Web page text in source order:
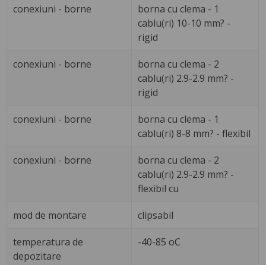
conexiuni - borne
borna cu clema - 1
cablu(ri) 10-10 mm? -
rigid
conexiuni - borne
borna cu clema - 2
cablu(ri) 2.9-2.9 mm? -
rigid
conexiuni - borne
borna cu clema - 1
cablu(ri) 8-8 mm? - flexibil
conexiuni - borne
borna cu clema - 2
cablu(ri) 2.9-2.9 mm? -
flexibil cu
mod de montare clipsabil
temperatura de
depozitare
-40-85 oC